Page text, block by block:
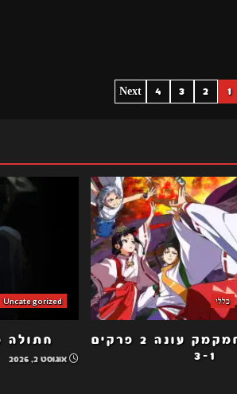
POSTS
1
2
3
4
Next
כללי
הסמוראי החמקמק עונה 2 פרקים
3-1
Uncategorized
חתולה
אוגוסט 2, 2026